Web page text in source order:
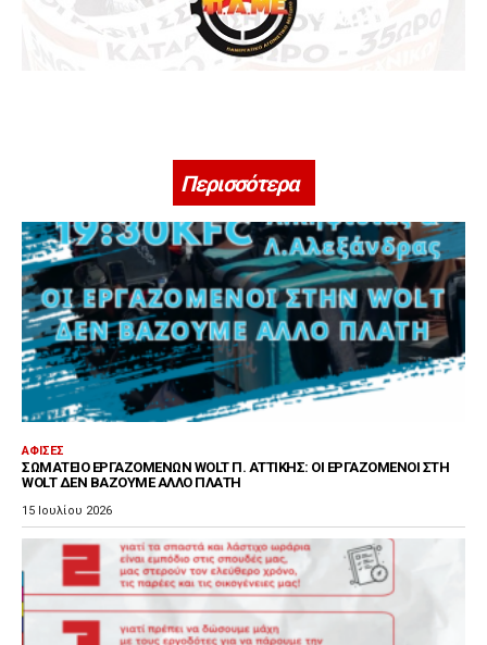
Περισσότερα
ΑΦΊΣΕΣ
ΣΩΜΑΤΕΊΟ ΕΡΓΑΖΟΜΈΝΩΝ WOLT Π. ΑΤΤΙΚΉΣ: ΟΙ ΕΡΓΑΖΌΜΕΝΟΙ ΣΤΗ
WOLT ΔΕΝ ΒΆΖΟΥΜΕ ΆΛΛΟ ΠΛΆΤΗ
15 Ιουλίου 2026